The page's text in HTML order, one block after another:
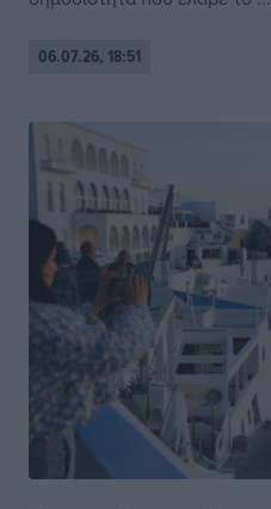
06.07.26, 18:51